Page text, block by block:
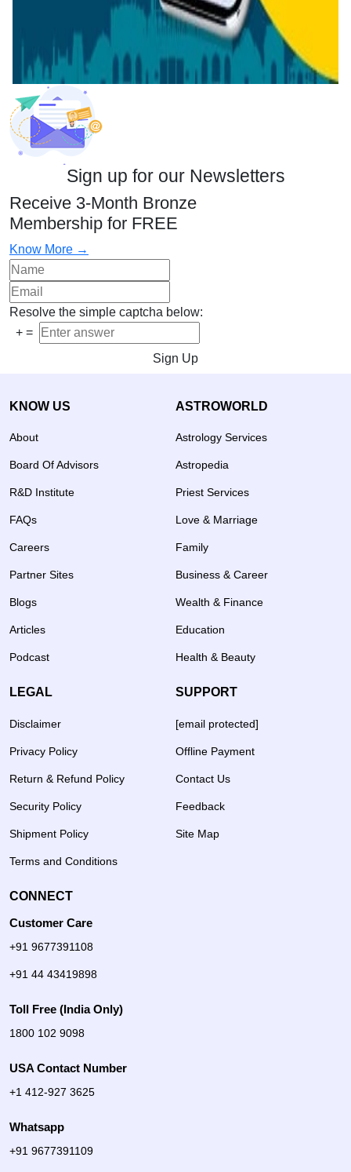
Sign up for our Newsletters
Receive 3-Month Bronze
Membership for FREE
Know More →
Resolve the simple captcha below:
+ =
Sign Up
KNOW US
About
Board Of Advisors
R&D Institute
FAQs
Careers
Partner Sites
Blogs
Articles
Podcast
ASTROWORLD
Astrology Services
Astropedia
Priest Services
Love & Marriage
Family
Business & Career
Wealth & Finance
Education
Health & Beauty
LEGAL
Disclaimer
Privacy Policy
Return & Refund Policy
Security Policy
Shipment Policy
Terms and Conditions
SUPPORT
[email protected]
Offline Payment
Contact Us
Feedback
Site Map
CONNECT
Customer Care
+91 9677391108
+91 44 43419898
Toll Free (India Only)
1800 102 9098
USA Contact Number
+1 412-927 3625
Whatsapp
+91 9677391109